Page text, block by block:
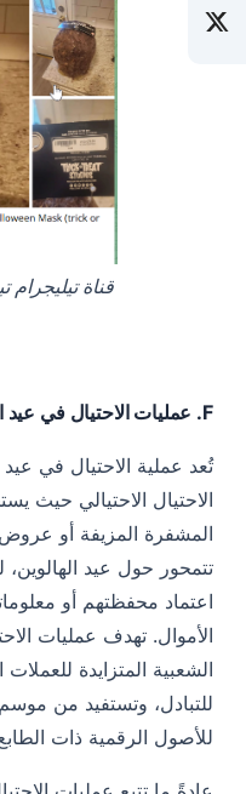
قناة تيليجرام
F. عمليات الاحتيال في عيد الهالوين
تُعد عملية الاحتيال في
الاحتيال الاحتيالي حيث
تتمحور حول عيد
اعتماد محفظتهم أو
الأموال. تهدف عمليات
الشعبية المتزايدة
للتبادل، وتستفيد من موسم
للأصول الرقمية ذات